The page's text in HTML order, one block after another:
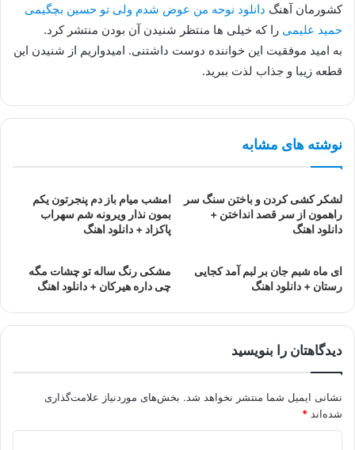
کشورمان آهنگ دانلود نوحه من عوض شدم ولی تو حسین بچگیمی
حمید علیمی را که خیلی ها منتظر شنیدن آن بودن منتشر کرد.
به امید موفقیت این خواننده دوست داشتنی. امیدواریم از شنیدن این
قطعه زیبا و جذاب لذت ببرید.
نوشته های مشابه
لشکر کشی کردن و باختن سنگ سر
راهمون از سر قصد انداختن +
دانلود اهنگ
امشب میام باز دم پنجرتون یکم
بمون نذار ویرونه شم سهراب
پاکزاد + دانلود اهنگ
ای ماه شبم جان بر لبم آمد کجایی
رستان + دانلود اهنگ
مشکی رنگ ساله تو چشات مگه
چی داره هیرکان + دانلود اهنگ
دیدگاهتان را بنویسید
نشانی ایمیل شما منتشر نخواهد شد. بخش‌های موردنیاز علامت‌گذاری
شده‌اند *